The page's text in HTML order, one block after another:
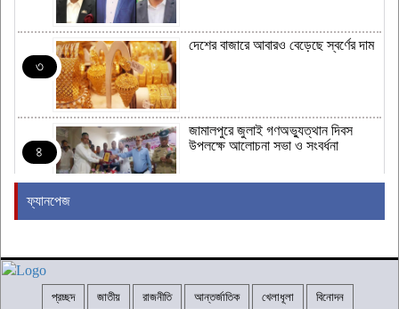
৩
দেশের বাজারে আবারও বেড়েছে স্বর্ণের দাম
৪
জামালপুরে জুলাই গণঅভ্যুত্থান দিবস
উপলক্ষে আলোচনা সভা ও সংবর্ধনা
শেখ হাসিনাকে দিল্লিতে কথা বলতে দেওয়ায়
ফ্যানপেজ
প্রচ্ছদ জাতীয় রাজনীতি আন্তর্জাতিক খেলাধূলা বিনোদন